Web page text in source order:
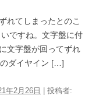
れてしまったとのこ
ですね。文字盤に付
文字盤が回ってずれ
ダイヤイン […]
年2月26日
投稿者: